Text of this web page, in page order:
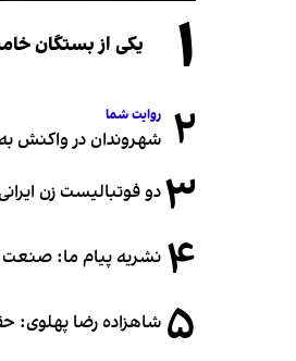
۱ یکی از بستگان
۲ روایت شما
شهروندان در واکنش به
۳دو فوتبالیست زن ایرانی ۵ ماه پس از پناهندگی، شهروند استرالیا
۴ نشریه پیام ما:
۵ شاهزاده رضا پهلوی: